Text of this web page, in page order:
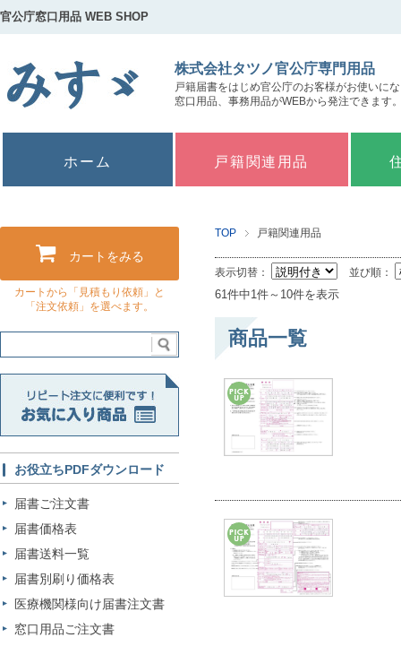
官公庁窓口用品 WEB SHOP
株式会社タツノ官公庁専門用品
戸籍届書をはじめ官公庁のお客様がお使いに
窓口用品、事務用品がWEBから発注できます
ホーム 戸籍関連用品
TOP 戸籍関連用品
表示切替： 並び順：
61件中1件～10件を表示
商品一覧
カートをみる
カートから「見積もり依頼」と
「注文依頼」を選べます。
リピート注文に便利です！お気に入り商
お役立ちPDFダウンロード
届書ご注文書
届書価格表
届書送料一覧
届書別刷り価格表
医療機関様向け届書注文書
窓口用品ご注文書